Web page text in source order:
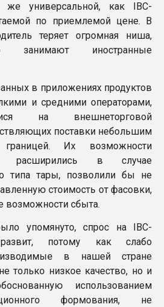
же универсальной, как IBC-
по приемлемой цене. В
теряет огромная ниша,
занимают иностранные
в приложениях продуктов
и средними операторами,
на внешнеторговой
поставки небольшим
Их возможности
расширились в случае
типа тары, позволили бы не
стоимость от фасовки,
возможности сбыта.
упомянуто, спрос на IBC-
потому как слабо
в нашей стране
только низкое качество, но и
использованием
формования, не